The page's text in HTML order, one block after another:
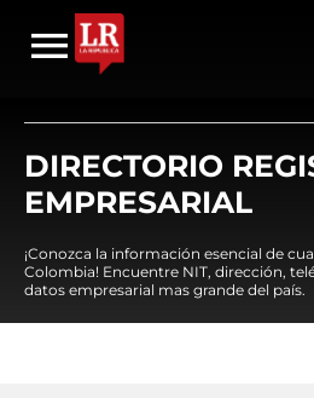
DIRECTORIO
EMPRESARIAL
¡Conozca la información esencial de
Colombia! Encuentre NIT, dirección,
datos empresarial mas grande del país.